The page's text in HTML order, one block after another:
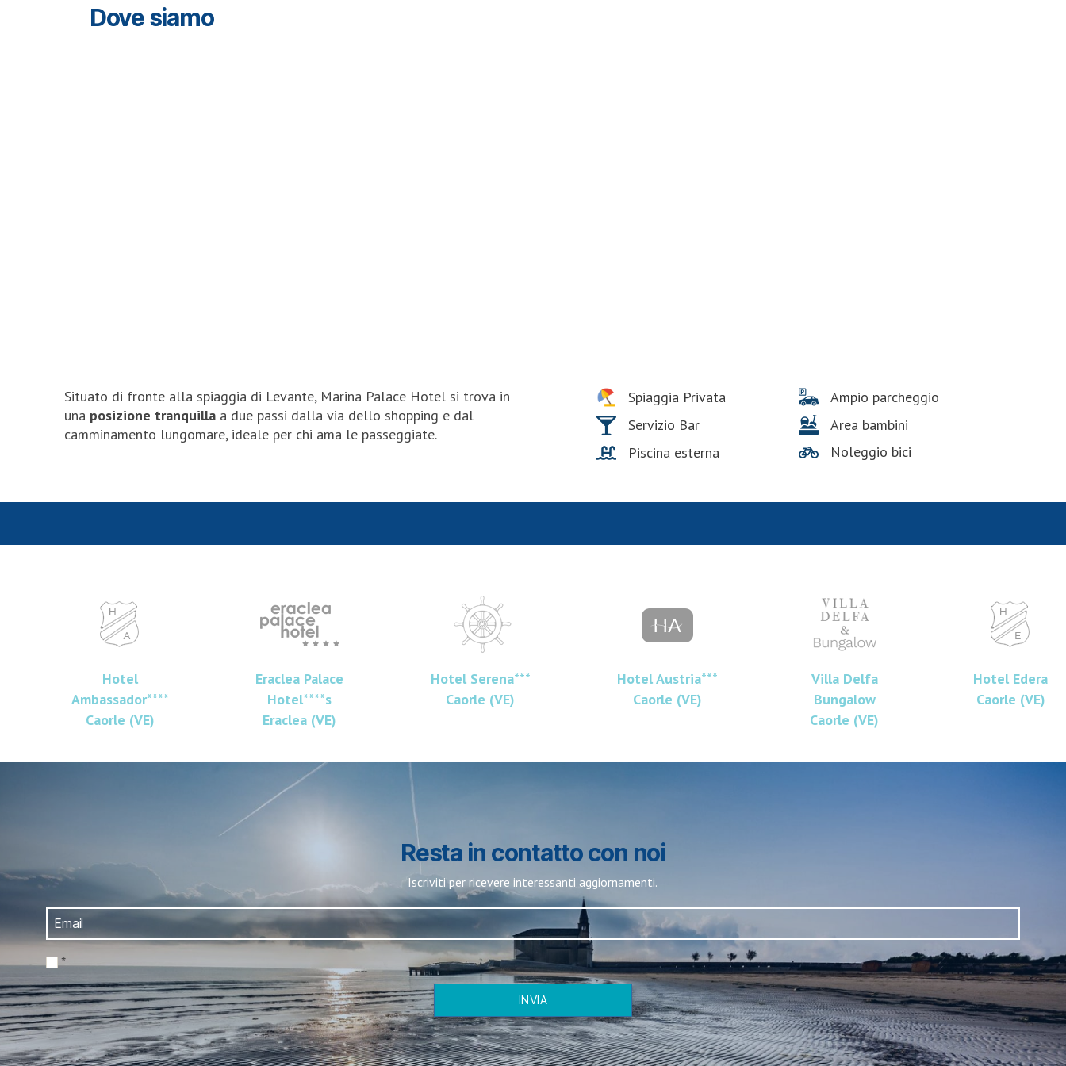
Dove siamo
Situato di fronte alla spiaggia di Levante, Marina Palace Hotel si trova in
una posizione tranquillaa due passi dalla via dello shopping e dal
camminamento lungomare, ideale per chi ama le passeggiate.
Spiaggia Privata
Servizio Bar
Piscina esterna
Ampio parcheggio
Area bambini
Noleggio bici
Hotel
Ambassador****
Caorle (VE)
Eraclea Palace
Hotel****s
Eraclea (VE)
Hotel Serena***
Caorle (VE)
Hotel Austria***
Caorle (VE)
Villa Delfa
Bungalow
Caorle (VE)
Hotel Edera
Caorle (VE)
Resta in contatto con noi
Iscriviti per ricevere interessanti aggiornamenti.
*
INVIA